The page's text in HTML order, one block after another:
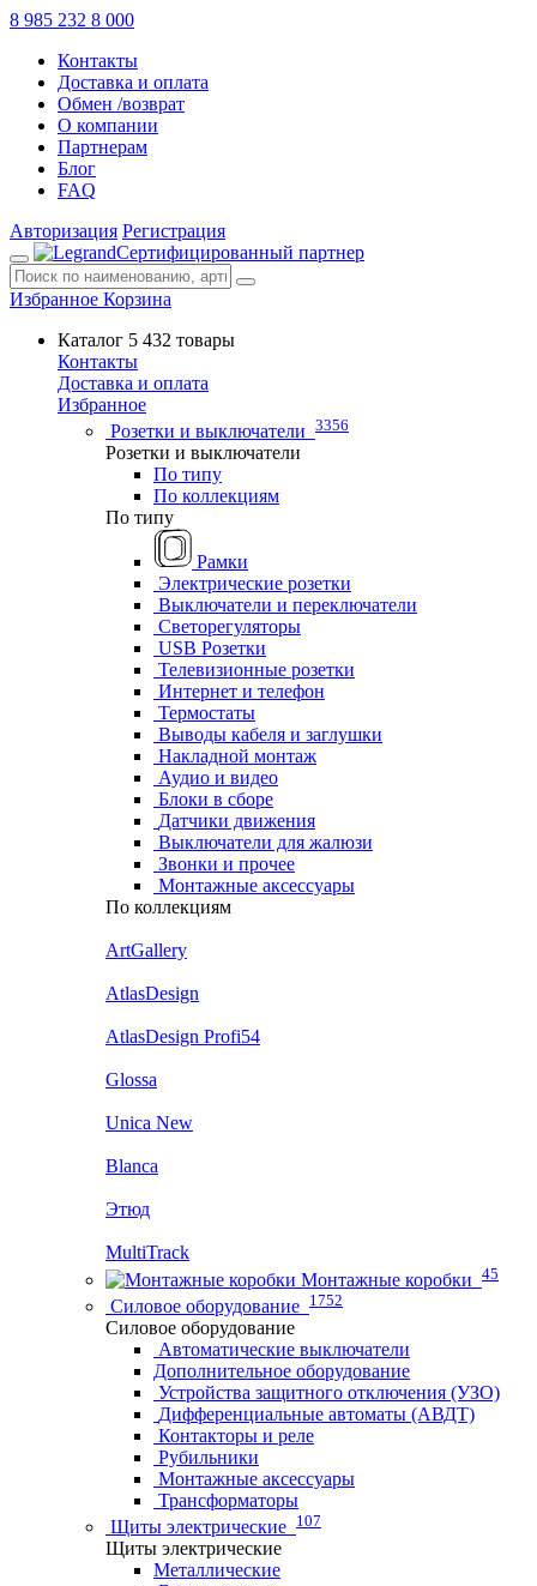
8 985 232 8 000
Контакты
Доставка и оплата
Обмен /возврат
О компании
Партнерам
Блог
FAQ
Авторизация Регистрация
Сертифицированный партнер
Избранное Корзина
Каталог 5 432 товары
Контакты
Доставка и оплата
Избранное
Розетки и выключатели 3356
Розетки и выключатели
По типу
По коллекциям
По типу
Рамки
Электрические розетки
Выключатели и переключатели
Светорегуляторы
USB Розетки
Телевизионные розетки
Интернет и телефон
Термостаты
Выводы кабеля и заглушки
Накладной монтаж
Аудио и видео
Блоки в сборе
Датчики движения
Выключатели для жалюзи
Звонки и прочее
Монтажные аксессуары
По коллекциям
ArtGallery
AtlasDesign
AtlasDesign Profi54
Glossa
Unica New
Blanca
Этюд
MultiTrack
Монтажные коробки 45
Силовое оборудование 1752
Силовое оборудование
Автоматические выключатели
Дополнительное оборудование
Устройства защитного отключения (УЗО)
Дифференциальные автоматы (АВДТ)
Контакторы и реле
Рубильники
Монтажные аксессуары
Трансформаторы
Щиты электрические 107
Щиты электрические
Металлические